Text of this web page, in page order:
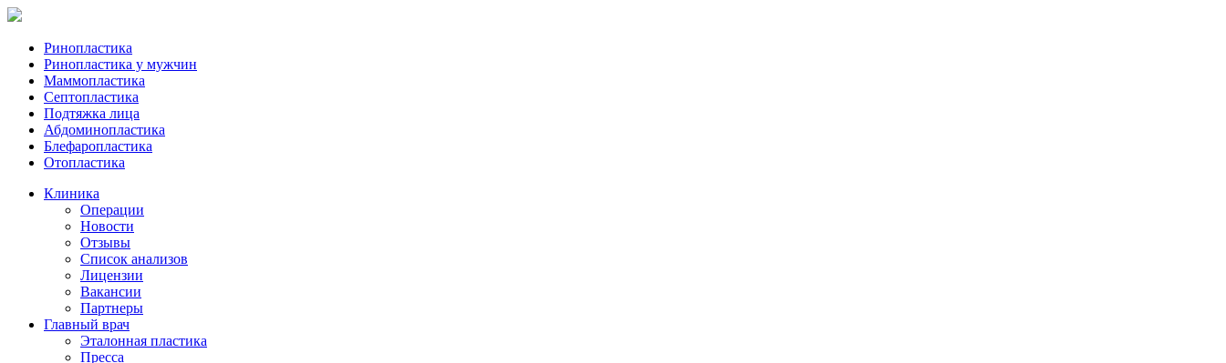
Ринопластика
Ринопластика у мужчин
Маммопластика
Септопластика
Подтяжка лица
Абдоминопластика
Блефаропластика
Отопластика
Клиника
Операции
Новости
Отзывы
Список анализов
Лицензии
Вакансии
Партнеры
Главный врач
Эталонная пластика
Пресса